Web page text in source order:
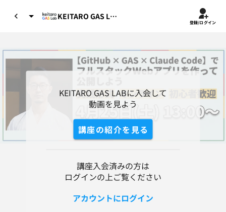
KEITARO GAS LAB
登録/ログイン
KEITARO GAS LABに入会して
動画を見よう
講座の紹介を見る
講座入会済みの方は
ログインの上ご覧ください
アカウントにログイン